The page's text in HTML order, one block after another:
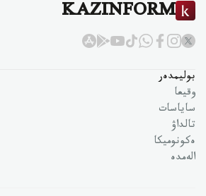
KAZINFORM
بوليمدەر
وقيعا
ساياسات
تالداۋ
ەكونوميكا
الەمدە